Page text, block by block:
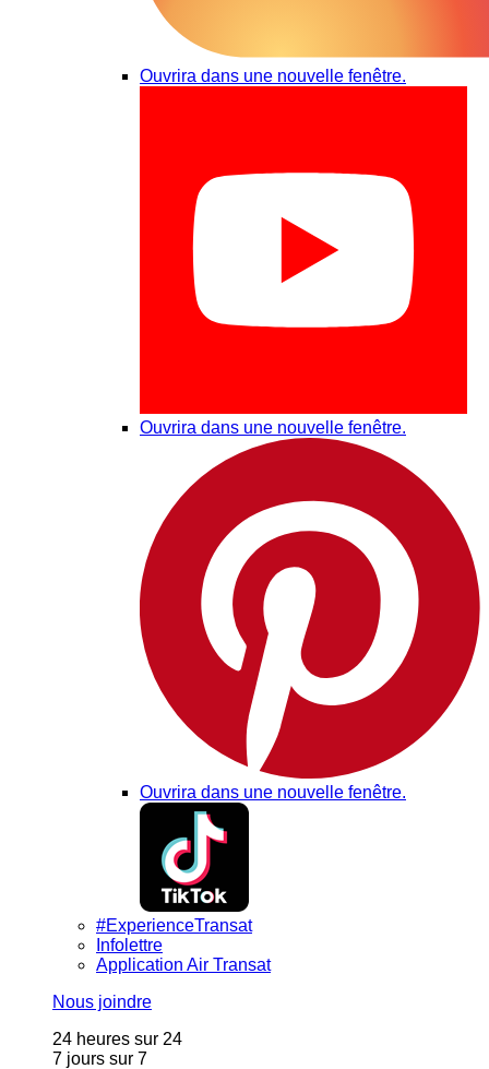
Ouvrira dans une nouvelle fenêtre.
Ouvrira dans une nouvelle fenêtre.
Ouvrira dans une nouvelle fenêtre.
#ExperienceTransat
Infolettre
Application Air Transat
Nous joindre
24 heures sur 24
7 jours sur 7